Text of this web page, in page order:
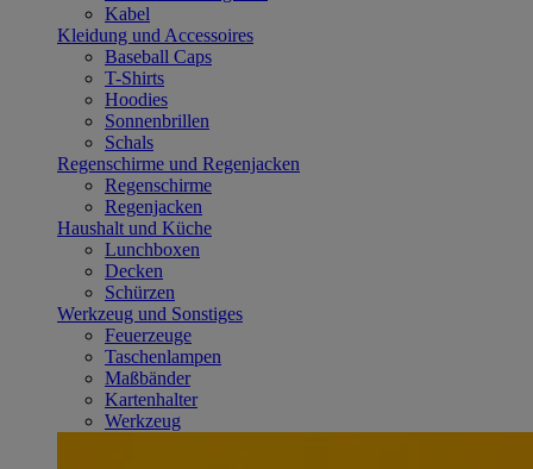
Kabel
Kleidung und Accessoires
Baseball Caps
T-Shirts
Hoodies
Sonnenbrillen
Schals
Regenschirme und Regenjacken
Regenschirme
Regenjacken
Haushalt und Küche
Lunchboxen
Decken
Schürzen
Werkzeug und Sonstiges
Feuerzeuge
Taschenlampen
Maßbänder
Kartenhalter
Werkzeug